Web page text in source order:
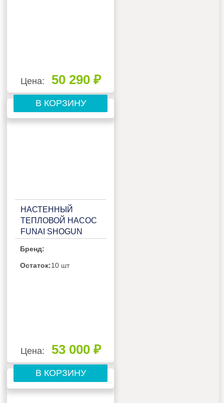
Цена: 50 290 ₽
В КОРЗИНУ
НАСТЕННЫЙ
ТЕПЛОВОЙ НАСОС
FUNAI SHOGUN
SG35HP.D02/RAC-I-
SG35HP.D02H
Бренд:
Остаток:10 шт
Цена: 53 000 ₽
В КОРЗИНУ